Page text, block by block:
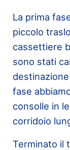
La prima
piccolo
cassettiere
sono stati
fase
consolle in
corridoio
Terminato il